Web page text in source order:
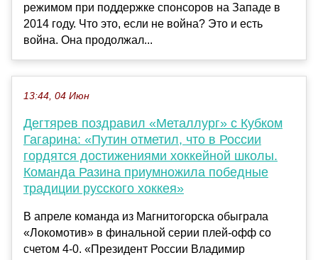
режимом при поддержке спонсоров на Западе в
2014 году. Что это, если не война? Это и есть
война. Она продолжал...
13:44, 04 Июн
Дегтярев поздравил «Металлург» с Кубком
Гагарина: «Путин отметил, что в России
гордятся достижениями хоккейной школы.
Команда Разина приумножила победные
традиции русского хоккея»
В апреле команда из Магнитогорска обыграла
«Локомотив» в финальной серии плей-офф со
счетом 4-0. «Президент России Владимир